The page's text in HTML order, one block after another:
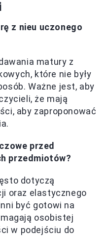
z nieu uczonego
matury z
które nie były
Ważne jest, aby
że mają
aby zaproponować
przed
przedmiotów?
dotyczą
oraz elastycznego
być gotowi na
osobistej
w podejściu do